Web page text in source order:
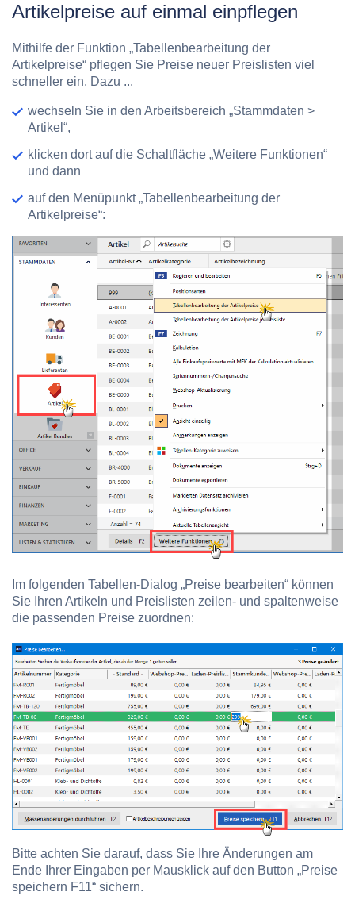
Artikelpreise auf einmal einpflegen
Mithilfe der Funktion „Tabellenbearbeitung der
Artikelpreise“ pflegen Sie Preise neuer Preislisten viel
schneller ein. Dazu ...
wechseln Sie in den Arbeitsbereich „Stammdaten >
Artikel“,
klicken dort auf die Schaltfläche „Weitere Funktionen“
und dann
auf den Menüpunkt „Tabellenbearbeitung der
Artikelpreise“:
Im folgenden Tabellen-Dialog „Preise bearbeiten“ können
Sie Ihren Artikeln und Preislisten zeilen- und spaltenweise
die passenden Preise zuordnen:
Bitte achten Sie darauf, dass Sie Ihre Änderungen am
Ende Ihrer Eingaben per Mausklick auf den Button „Preise
speichern F11“ sichern.